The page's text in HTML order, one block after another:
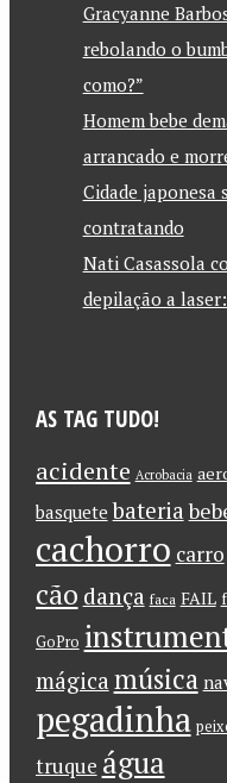
Gracyanne
rebolando o
como?”
Homem bebe
arrancado e
Cidade japonesa
contratando
Nati Casassola
depilação a
AS TAG TUDO!
acidente Acrobacia
basquete bateria
cachorro carro
cão dança faca FAIL
GoPro
mágica música
pegadinha
truque água